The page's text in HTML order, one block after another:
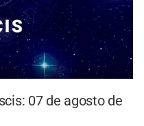
07 de agosto de